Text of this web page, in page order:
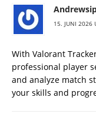
15. JUNI 2026
With Valorant
professional player
and analyze match
your skills and